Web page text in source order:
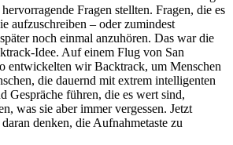
Fragen stellten. Fragen, die es
aufzuschreiben – oder zumindest
noch einmal anzuhören. Das war die
Idee. Auf einem Flug von San
entwickelten wir Backtrack, um Menschen
die dauernd mit extrem intelligenten
Gespräche führen, die es wert sind,
was sie aber immer vergessen. Jetzt
denken, die Aufnahmetaste zu